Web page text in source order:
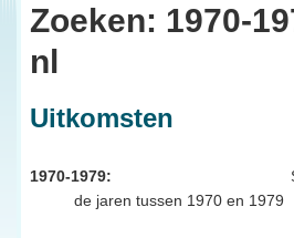
Zoeken: 1970-
nl
Uitkomsten
1970-1979:
de jaren tussen 1970 en 1979